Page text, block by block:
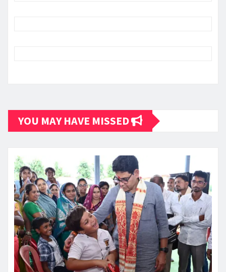
YOU MAY HAVE MISSED